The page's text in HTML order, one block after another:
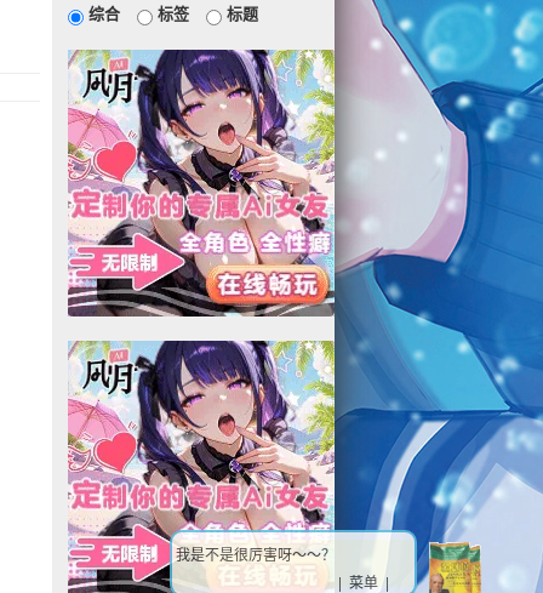
综合 标签 标题
我是不是很厉害呀～～？
| 菜单 |